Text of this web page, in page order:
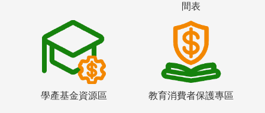
間表
學產基金資源區 教育消費者保護專區